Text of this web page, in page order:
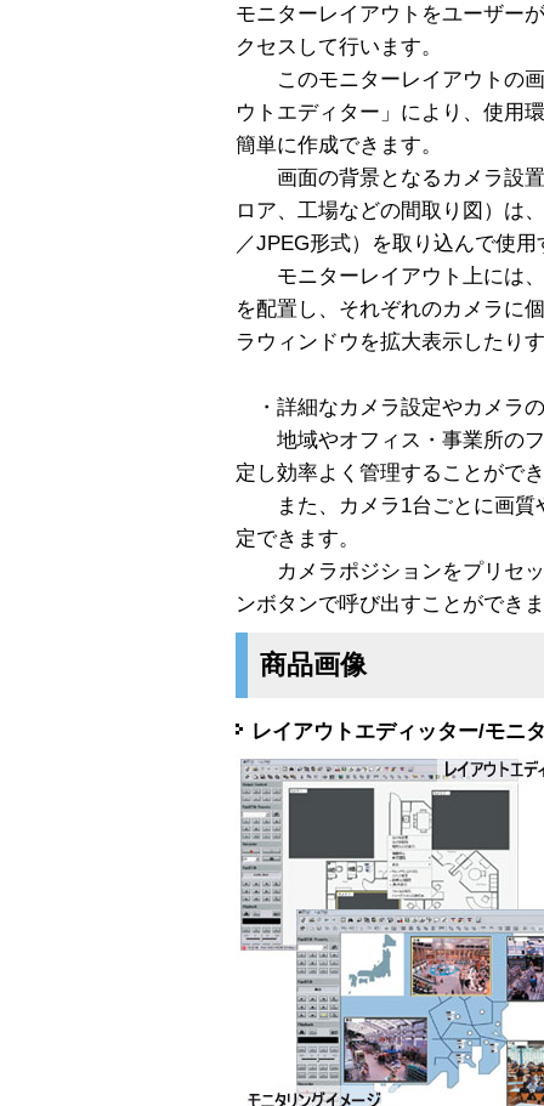
モニターレイアウトをユーザー
クセスして行います。
このモニターレイアウトの画
ウトエディター」により、使用
簡単に作成できます。
画面の背景となるカメラ設置
ロア、工場などの間取り図）は
／JPEG形式）を取り込んで使
モニターレイアウト上には、
を配置し、それぞれのカメラに
ラウィンドウを拡大表示したり
・詳細なカメラ設定やカメラ
地域やオフィス・事業所のフ
定し効率よく管理することがで
また、カメラ1台ごとに画質
定できます。
カメラポジションをプリセッ
ンボタンで呼び出すことができ
商品画像
レイアウトエディッター/モニ